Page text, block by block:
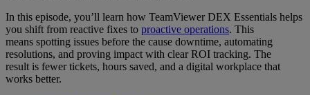
In this episode, you’ll learn how TeamViewer DEX Essentials helps
you shift from reactive fixes to proactive operations. This
means spotting issues before the cause downtime, automating
resolutions, and proving impact with clear ROI tracking. The
result is fewer tickets, hours saved, and a digital workplace that
works better.